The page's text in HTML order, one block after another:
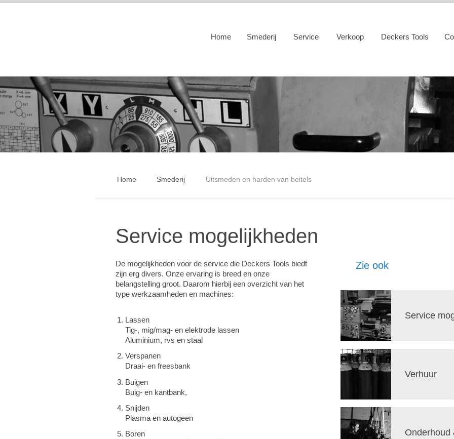
Home Smederij Service Verkoop Deckers Tools
Home Smederij Uitsmeden en harden van beitels
Service mogelijkheden
De mogelijkheden voor de service die Deckers Tools biedt
zijn erg divers. Onze ervaring is breed en onze
belangstelling groot. Daarom hierbij een overzicht van het
type werkzaamheden en machines:
Lassen
Tig-, mig/mag- en elektrode lassen
Aluminium, rvs en staal
Verspanen
Draai- en freesbank
Buigen
Buig- en kantbank,
Snijden
Plasma en autogeen
Boren
Zie ook
Service
Verhuur
Onderhoud